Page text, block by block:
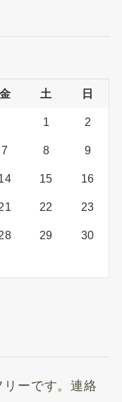
金 土 日
1 2
7 8 9
15 16
22 23
29 30
ーです。連絡